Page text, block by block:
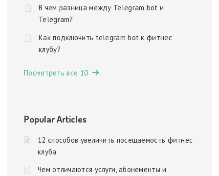
В чем разница между Telegram bot и
Telegram?
Как подключить telegram bot к фитнес
клубу?
Посмотреть все 10
Popular Articles
12 способов увеличить посещаемость фитнес
клуба
Чем отличаются услуги, абонементы и